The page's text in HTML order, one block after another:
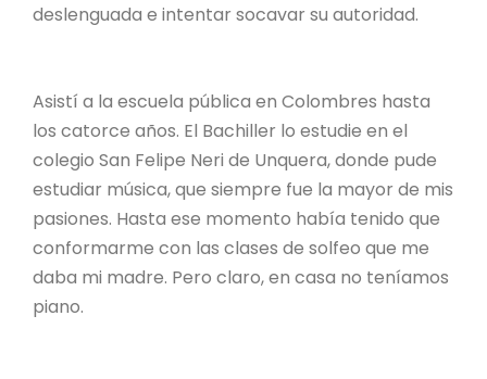
deslenguada e intentar socavar su autoridad.
Asistí a la escuela pública en Colombres hasta
los catorce años. El Bachiller lo estudie en el
colegio San Felipe Neri de Unquera, donde pude
estudiar música, que siempre fue la mayor de mis
pasiones. Hasta ese momento había tenido que
conformarme con las clases de solfeo que me
daba mi madre. Pero claro, en casa no teníamos
piano.